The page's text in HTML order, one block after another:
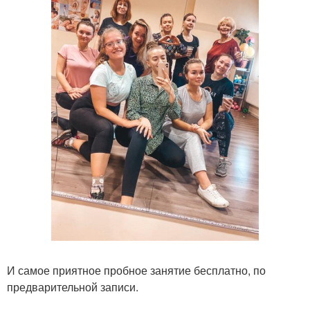
И самое приятное пробное занятие бесплатно, по
предварительной записи.